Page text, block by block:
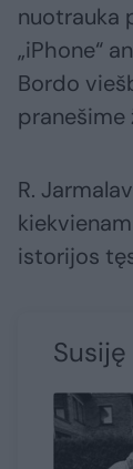
nuotrauka
„iPhone“
Bordo
pranešime
R.
istorijos